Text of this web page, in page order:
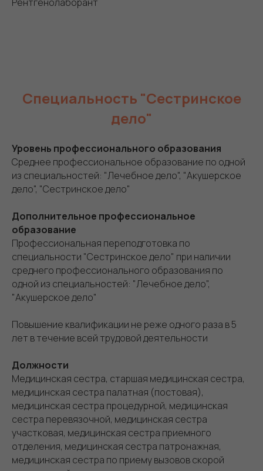
Специальность "Сестринское
дело"
Уровень профессионального образования
Среднее профессиональное образование по одной
из специальностей: "Лечебное дело", "Акушерское
дело", "Сестринское дело"
Дополнительное профессиональное
образование
Профессиональная переподготовка по
специальности "Сестринское дело" при наличии
среднего профессионального образования по
одной из специальностей: "Лечебное дело",
"Акушерское дело"
Повышение квалификации не реже одного раза в 5
лет в течение всей трудовой деятельности
Должности
Медицинская сестра, старшая медицинская сестра,
медицинская сестра палатная (постовая),
медицинская сестра процедурной, медицинская
сестра перевязочной, медицинская сестра
участковая, медицинская сестра приемного
отделения, медицинская сестра патронажная,
медицинская сестра по приему вызовов скорой